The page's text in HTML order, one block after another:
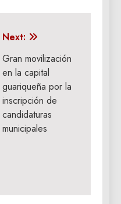
Next:
Gran movilización
en la capital
guariqueña por la
inscripción de
candidaturas
municipales